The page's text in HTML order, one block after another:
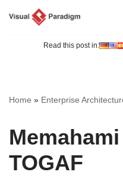
Read this post in:
Home » Enterprise
TOGAF